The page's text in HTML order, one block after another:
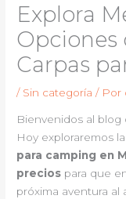
Explora
Opciones
Carpas
/ Sin categoría / Por
Bienvenidos al blog
Hoy exploraremos
para camping en
precios para que
próxima aventura al